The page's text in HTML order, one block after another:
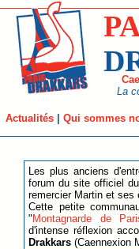
La
Actualités| Qui sommes
Les plus anciens
forum du site officiel
remercier Martin et ses
Cette petite
"Montagnarde de
d'intense réflexion
Drakkars (Caennexion